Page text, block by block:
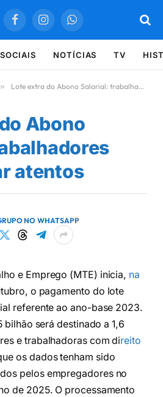
FacebookInstagramWhatsApp
NOTÍCIAS TV
» Lote extra do Abono Salarial: trabalhadores devem ficar atentos
Abono
atentos
NO WHATSAPP
e Emprego (MTE) inicia, na
o pagamento do lote
referente ao ano-base 2023.
bilhão será destinado a 1,6
e trabalhadoras com direito
os dados tenham sido
pelos empregadores no
de 2025. O processamento